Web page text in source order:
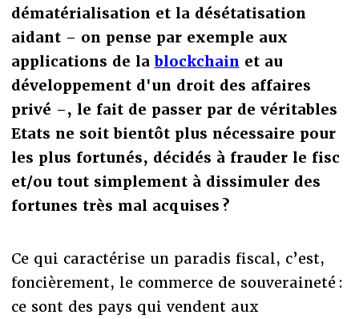
dématérialisation et la désétatisation
aidant – on pense par exemple aux
applications de lablockchain et au
développement d'un droit des affaires
privé –, le fait de passer par de véritables
Etats ne soit bientôt plus nécessaire pour
les plus fortunés, décidés à frauder le fisc
et/ou tout simplement à dissimuler des
fortunes très mal acquises ?
Ce qui caractérise un paradis fiscal, c’est,
foncièrement, le commerce de souveraineté :
ce sont des pays qui vendent aux